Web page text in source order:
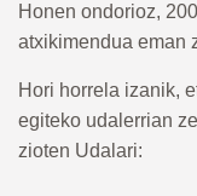
Honen ondorioz,
atxikimendua eman
Hori horrela izanik,
egiteko udalerrian
zioten Udalari: